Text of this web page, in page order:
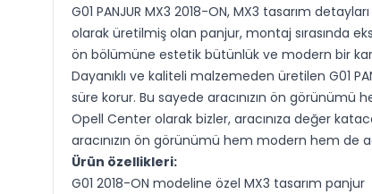
G01 PANJUR MX3 2018-ON, MX3 tasarım
olarak üretilmiş olan panjur, montaj sırasında
ön bölümüne estetik bütünlük ve modern bir
Dayanıklı ve kaliteli malzemeden üretilen G01
süre korur. Bu sayede aracınızın ön görünümü
Opell Center olarak bizler, aracınıza değer
aracınızın ön görünümü hem modern hem de
Ürün özellikleri:
G01 2018-ON modeline özel MX3 tasarım panjur